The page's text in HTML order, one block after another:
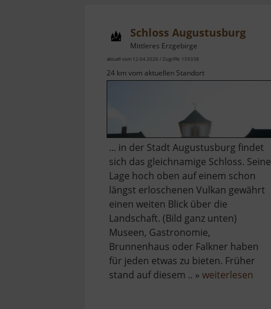
Schloss Augustusburg
Mittleres Erzgebirge
aktuell vom 12.04.2026 / Zugriffe: 159338
24 km vom aktuellen Standort
... in der Stadt Augustusburg findet
sich das gleichnamige Schloss. Seine
Lage hoch oben auf einem schon
längst erloschenen Vulkan gewährt
einen weiten Blick über die
Landschaft. (Bild ganz unten)
Museen, Gastronomie,
Brunnenhaus oder Falkner haben
für jeden etwas zu bieten. Früher
stand auf diesem .. » weiterlesen